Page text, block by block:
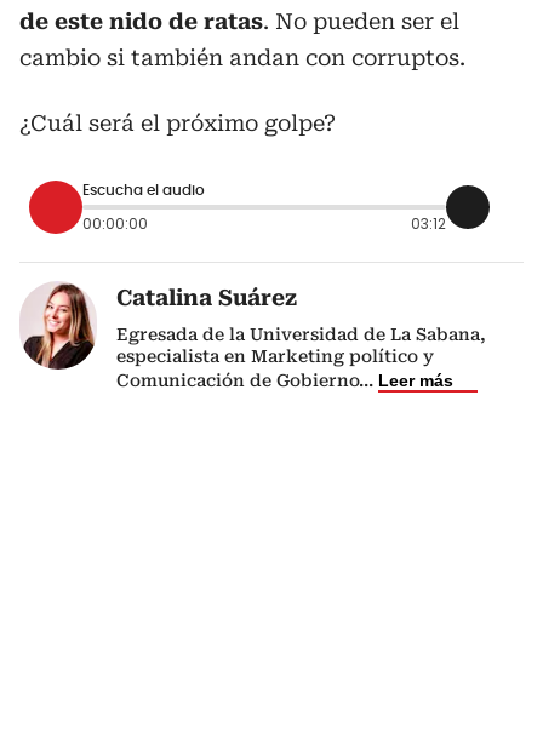
de este nido de ratas. No pueden ser el
cambio si también andan con corruptos.
¿Cuál será el próximo golpe?
Escucha el audio
00:00:00 03:12
Catalina Suárez
Egresada de la Universidad de La Sabana,
especialista en Marketing político y
Comunicación de Gobierno... Leer más